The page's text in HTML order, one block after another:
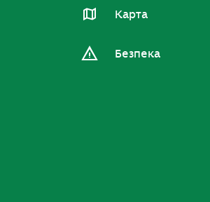
Карта
Безпека